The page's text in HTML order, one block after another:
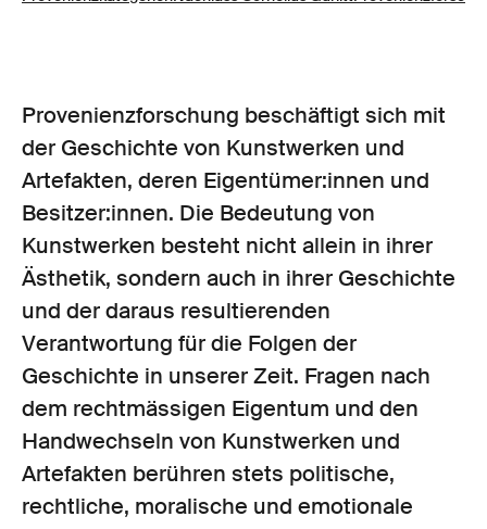
Provenienz­forschung beschäftigt sich mit
der Geschichte von Kunstwerken und
Artefakten, deren Eigentümer:innen und
Besitzer:innen. Die Bedeutung von
Kunstwerken besteht nicht allein in ihrer
Ästhetik, sondern auch in ihrer Geschichte
und der daraus resultierenden
Verantwortung für die Folgen der
Geschichte in unserer Zeit. Fragen nach
dem rechtmässigen Eigentum und den
Handwechseln von Kunstwerken und
Artefakten berühren stets politische,
rechtliche, moralische und emotionale